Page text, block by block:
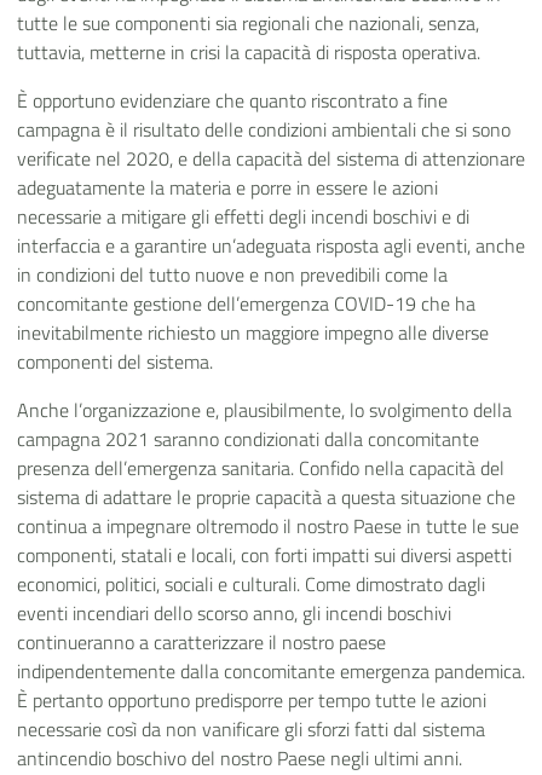
tutte le sue componenti sia regionali che nazionali, senza,
tuttavia, metterne in crisi la capacità di risposta operativa.
È opportuno evidenziare che quanto riscontrato a fine
campagna è il risultato delle condizioni ambientali che si sono
verificate nel 2020, e della capacità del sistema di attenzionare
adeguatamente la materia e porre in essere le azioni
necessarie a mitigare gli effetti degli incendi boschivi e di
interfaccia e a garantire un’adeguata risposta agli eventi, anche
in condizioni del tutto nuove e non prevedibili come la
concomitante gestione dell’emergenza COVID-19 che ha
inevitabilmente richiesto un maggiore impegno alle diverse
componenti del sistema.
Anche l’organizzazione e, plausibilmente, lo svolgimento della
campagna 2021 saranno condizionati dalla concomitante
presenza dell’emergenza sanitaria. Confido nella capacità del
sistema di adattare le proprie capacità a questa situazione che
continua a impegnare oltremodo il nostro Paese in tutte le sue
componenti, statali e locali, con forti impatti sui diversi aspetti
economici, politici, sociali e culturali. Come dimostrato dagli
eventi incendiari dello scorso anno, gli incendi boschivi
continueranno a caratterizzare il nostro paese
indipendentemente dalla concomitante emergenza pandemica.
È pertanto opportuno predisporre per tempo tutte le azioni
necessarie così da non vanificare gli sforzi fatti dal sistema
antincendio boschivo del nostro Paese negli ultimi anni.